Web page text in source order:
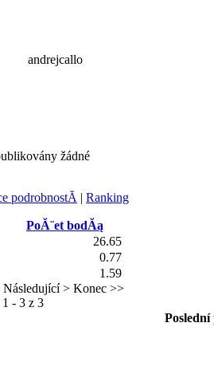
andrejcallo
žádné
podrobnostĂ­ | Ranking
PoĂ¨et bodĂą
26.65
0.77
1.59
Následující > Konec >>
- 3 z 3